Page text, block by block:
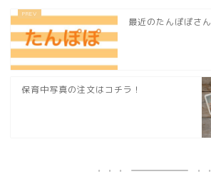
最近のたんぽぽさん
保育中写真の注文はコチラ！